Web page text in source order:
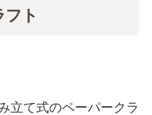
ト
立て式のペーパークラ